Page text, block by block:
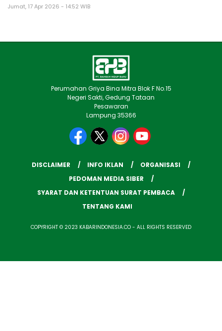
Jumat, 17 Apr 2026 - 14:52 WIB
Perumahan Griya Bina Mitra Blok F No.15
Negeri Sakti, Gedung Tataan
Pesawaran
Lampung 35366
DISCLAIMER INFO IKLAN
ORGANISASI
PEDOMAN MEDIA SIBER
SYARAT DAN KETENTUAN SURAT PEMBACA
TENTANG KAMI
COPYRIGHT © 2023 KABARINDONESIA.CO - ALL RIGHTS RESERVED